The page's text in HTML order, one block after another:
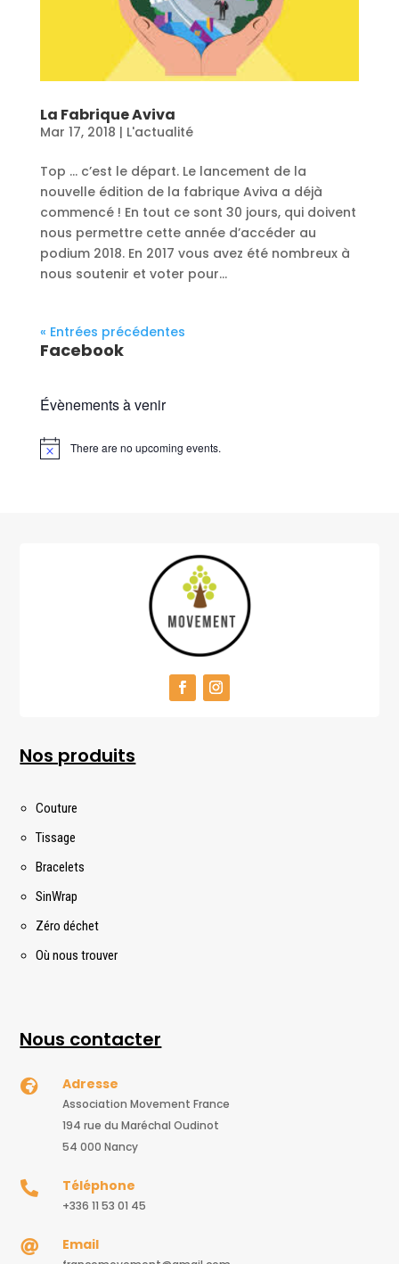
La Fabrique Aviva
Mar 17, 2018 | L'actualité
Top … c’est le départ. Le lancement de la
nouvelle édition de la fabrique Aviva a déjà
commencé ! En tout ce sont 30 jours, qui doivent
nous permettre cette année d’accéder au
podium 2018. En 2017 vous avez été nombreux à
nous soutenir et voter pour...
« Entrées précédentes
Facebook
Évènements à venir
There are no upcoming events.
Nos produits
Couture
Tissage
Bracelets
SinWrap
Zéro déchet
Où nous trouver
Nous contacter
 Adresse
Association Movement France
194 rue du Maréchal Oudinot
54 000 Nancy
 Téléphone
+336 11 53 01 45
 Email